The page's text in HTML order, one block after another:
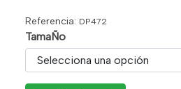
Referencia: DP472
TamaÑo